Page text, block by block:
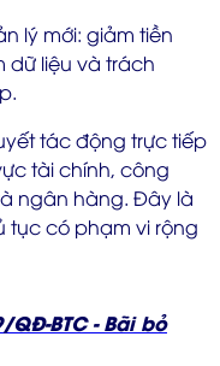
lý mới: giảm tiền
dữ liệu và trách
tác động trực tiếp
tài chính, công
ngân hàng. Đây là
tục có phạm vi rộng
BTC - Bãi bỏ